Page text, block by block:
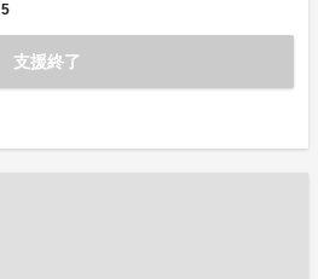
5
支援終了